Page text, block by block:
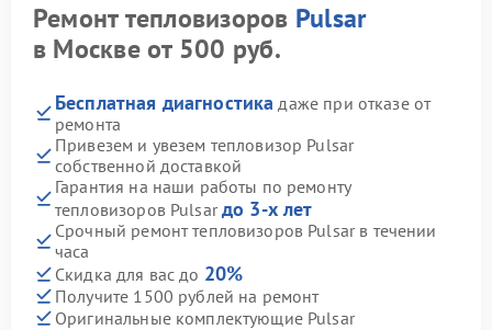
Ремонт тепловизоров Pulsar
в Москве от 500 руб.
Бесплатная диагностика даже при отказе от
ремонта
Привезем и увезем тепловизор Pulsar
собственной доставкой
Гарантия на наши работы по ремонту
тепловизоров Pulsarдо 3-х лет
Срочный ремонт тепловизоров Pulsar в течении
часа
Скидка для вас до 20%
Получите 1500 рублей на ремонт
Оригинальные комплектующие Pulsar